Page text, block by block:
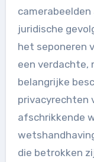
juridische
het seponeren
een verdachte,
belangrijke
privacyrechten
afschrikkende
die betrokken